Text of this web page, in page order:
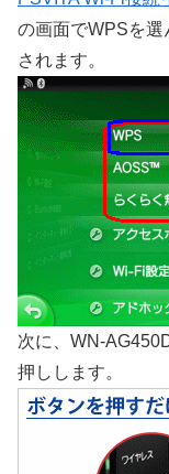
の画面でWPSを
されます。
次に、WN-
押しします。